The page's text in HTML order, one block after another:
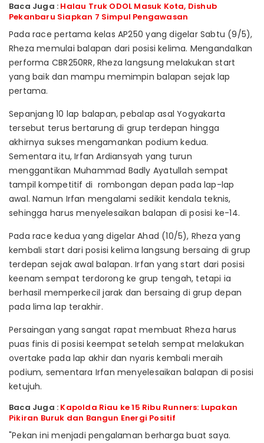
Baca Juga : Halau Truk ODOL Masuk Kota, Dishub
Pekanbaru Siapkan 7 Simpul Pengawasan
Pada race pertama kelas AP250 yang digelar Sabtu (9/5),
Rheza memulai balapan dari posisi kelima. Mengandalkan
performa CBR250RR, Rheza langsung melakukan start
yang baik dan mampu memimpin balapan sejak lap
pertama.
Sepanjang 10 lap balapan, pebalap asal Yogyakarta
tersebut terus bertarung di grup terdepan hingga
akhirnya sukses mengamankan podium kedua.
Sementara itu, Irfan Ardiansyah yang turun
menggantikan Muhammad Badly Ayatullah sempat
tampil kompetitif di rombongan depan pada lap-lap
awal. Namun Irfan mengalami sedikit kendala teknis,
sehingga harus menyelesaikan balapan di posisi ke-14.
Pada race kedua yang digelar Ahad (10/5), Rheza yang
kembali start dari posisi kelima langsung bersaing di grup
terdepan sejak awal balapan. Irfan yang start dari posisi
keenam sempat terdorong ke grup tengah, tetapi ia
berhasil memperkecil jarak dan bersaing di grup depan
pada lima lap terakhir.
Persaingan yang sangat rapat membuat Rheza harus
puas finis di posisi keempat setelah sempat melakukan
overtake pada lap akhir dan nyaris kembali meraih
podium, sementara Irfan menyelesaikan balapan di posisi
ketujuh.
Baca Juga : Kapolda Riau ke 15 Ribu Runners: Lupakan
Pikiran Buruk dan Bangun Energi Positif
"Pekan ini menjadi pengalaman berharga buat saya.